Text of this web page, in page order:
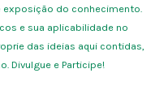
do conhecimento.
e sua aplicabilidade no
das ideias aqui contidas,
Divulgue e Participe!